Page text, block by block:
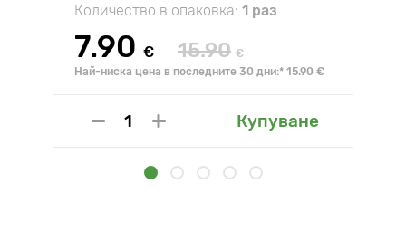
Количество в опаковка: 1 раз
7.90 € 15.90 €
Най-ниска цена в последните 30 дни:* 15.90 €
Купуване